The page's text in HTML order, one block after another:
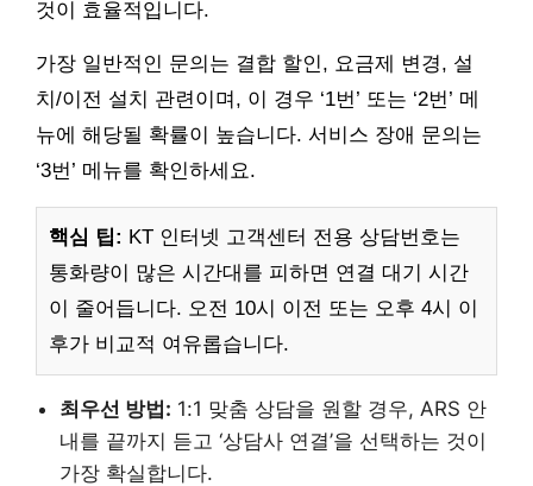
것이 효율적입니다.
가장 일반적인 문의는 결합 할인, 요금제 변경, 설
치/이전 설치 관련이며, 이 경우 ‘1번’ 또는 ‘2번’ 메
뉴에 해당될 확률이 높습니다. 서비스 장애 문의는
‘3번’ 메뉴를 확인하세요.
핵심 팁: KT 인터넷 고객센터 전용 상담번호는
통화량이 많은 시간대를 피하면 연결 대기 시간
이 줄어듭니다. 오전 10시 이전 또는 오후 4시 이
후가 비교적 여유롭습니다.
최우선 방법: 1:1 맞춤 상담을 원할 경우, ARS 안
내를 끝까지 듣고 ‘상담사 연결’을 선택하는 것이
가장 확실합니다.